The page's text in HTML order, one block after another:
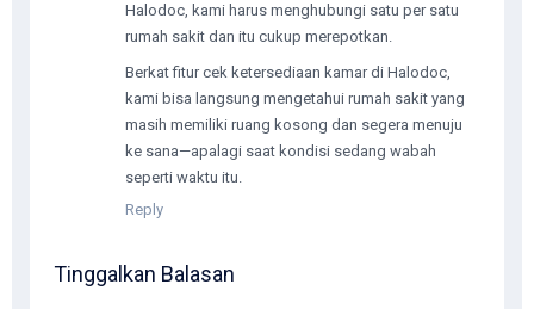
Halodoc, kami harus menghubungi satu per satu
rumah sakit dan itu cukup merepotkan.
Berkat fitur cek ketersediaan kamar di Halodoc,
kami bisa langsung mengetahui rumah sakit yang
masih memiliki ruang kosong dan segera menuju
ke sana—apalagi saat kondisi sedang wabah
seperti waktu itu.
Reply
Tinggalkan Balasan